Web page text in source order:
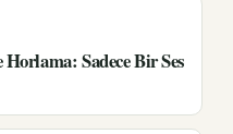
Sadece Bir Ses